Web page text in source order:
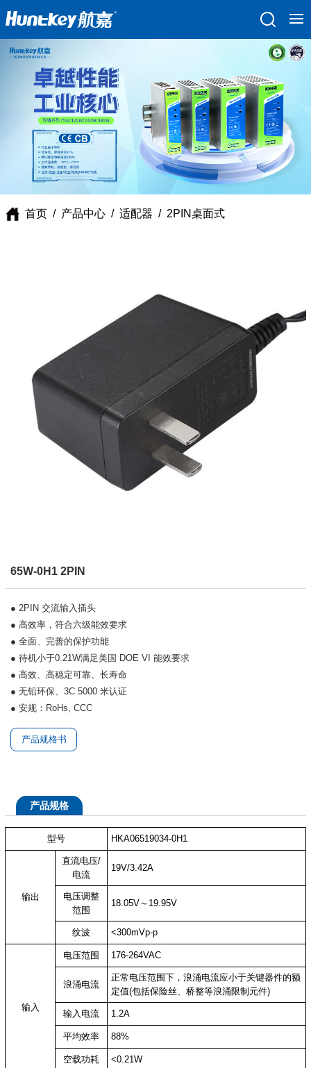
首页 / 产品中心 / 适配器 / 2PIN桌面式
65W-0H1 2PIN
● 2PIN 交流输入插头
● 高效率，符合六级能效要求
● 全面、完善的保护功能
● 待机小于0.21W满足美国 DOE VI 能效要求
● 高效、高稳定可靠、长寿命
● 无铅环保、3C 5000 米认证
● 安规：RoHs, CCC
产品规格书
产品规格
型号 HKA06519034-0H1
输出
直流电压/
电流
19V/3.42A
电压调整
范围
18.05V～19.95V
纹波 <300mVp-p
输入
电压范围 176-264VAC
浪涌电流
正常电压范围下，浪涌电流应小于关键器件的额
定值(包括保险丝、桥整等浪涌限制元件)
输入电流 1.2A
平均效率 88%
空载功耗 <0.21W